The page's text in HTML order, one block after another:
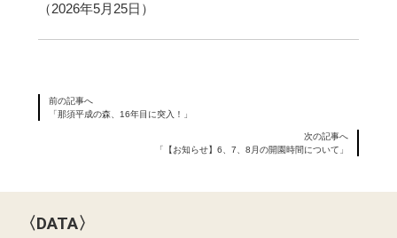
（2026年5月25日）
前の記事へ
「那須平成の森、16年目に突入！」
次の記事へ
「【お知らせ】6、7、8月の開園時間について」
〈DATA〉